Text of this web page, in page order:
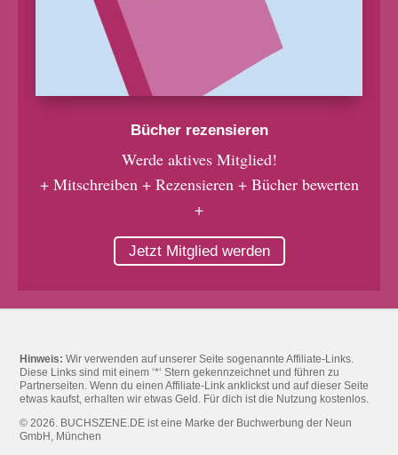
Bücher rezensieren
Werde aktives Mitglied!
+ Mitschreiben + Rezensieren + Bücher bewerten
+
Jetzt Mitglied werden
Hinweis: Wir verwenden auf unserer Seite sogenannte Affiliate-Links.
Diese Links sind mit einem ‘*‘ Stern gekennzeichnet und führen zu
Partnerseiten. Wenn du einen Affiliate-Link anklickst und auf dieser Seite
etwas kaufst, erhalten wir etwas Geld. Für dich ist die Nutzung kostenlos.
© 2026. BUCHSZENE.DE ist eine Marke der Buchwerbung der Neun
GmbH, München